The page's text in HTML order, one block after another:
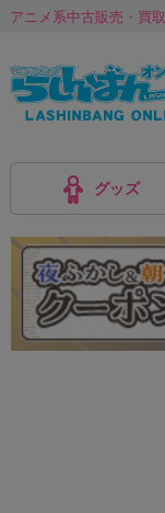
アニメ系中古販売・買取
グッズ